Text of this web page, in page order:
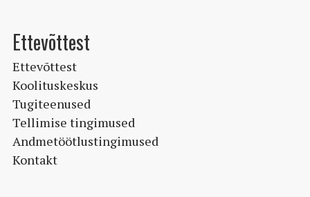
Ettevõttest
Ettevõttest
Koolituskeskus
Tugiteenused
Tellimise tingimused
Andmetöötlustingimused
Kontakt